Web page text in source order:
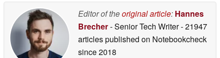
Editor of theoriginal article: Hannes
Brecher- Senior Tech Writer- 21947
articles published on Notebookcheck
since 2018